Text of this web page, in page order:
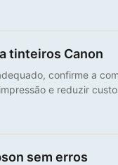
tinteiros Canon
confirme a
e reduzir
sem erros